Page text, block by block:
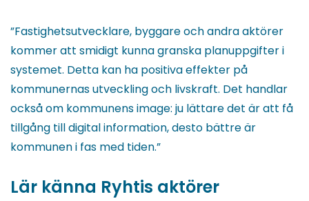
”Fastighetsutvecklare, byggare och andra aktörer
kommer att smidigt kunna granska planuppgifter i
systemet. Detta kan ha positiva effekter på
kommunernas utveckling och livskraft. Det handlar
också om kommunens image: ju lättare det är att få
tillgång till digital information, desto bättre är
kommunen i fas med tiden.”
Lär känna Ryhtis aktörer